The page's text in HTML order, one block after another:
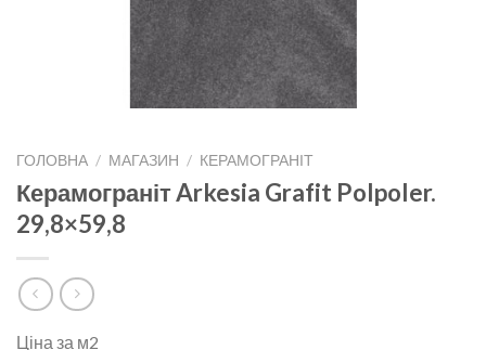
ГОЛОВНА / МАГАЗИН / КЕРАМОГРАНІТ
Керамограніт Arkesia Grafit Polpoler.
29,8×59,8
Ціна за м2